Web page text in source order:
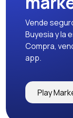
Vende
Buyesia y la
Compra,
app.
Play